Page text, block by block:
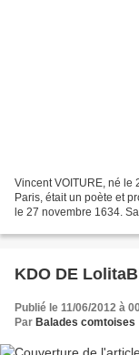
Vincent VOITURE, né le
Paris, était un poète et
le 27 novembre 1634.
KDO DE
Publié le 11/06/2012 à
Par Balades comtoises